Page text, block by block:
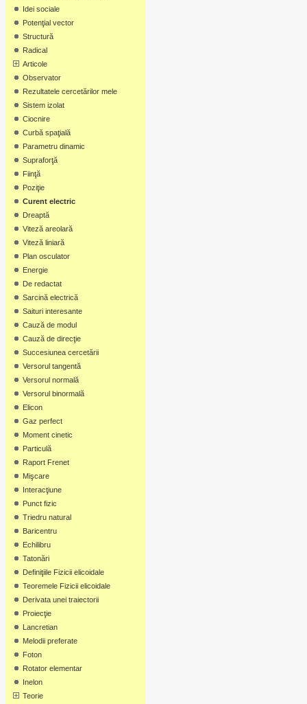
Idei sociale
Potenţial vector
Structură
Radical
Articole
Observator
Rezultatele cercetărilor mele
Sistem izolat
Ciocnire
Curbă spaţială
Parametru dinamic
Supraforţă
Fiinţă
Poziţie
Curent electric
Dreaptă
Viteză areolară
Viteză liniară
Plan osculator
Energie
De redactat
Sarcină electrică
Saituri interesante
Cauză de modul
Cauză de direcţie
Succesiunea cercetării
Versorul tangentă
Versorul normală
Versorul binormală
Elicon
Gaz perfect
Moment cinetic
Particulă
Raport Frenet
Mişcare
Interacţiune
Punct fizic
Triedru natural
Baricentru
Echilibru
Tatonări
Definiţiile Fizicii elicoidale
Teoremele Fizicii elicoidale
Derivata unei traiectorii
Proiecţie
Lancretian
Melodii preferate
Foton
Rotator elementar
Inelon
Teorie